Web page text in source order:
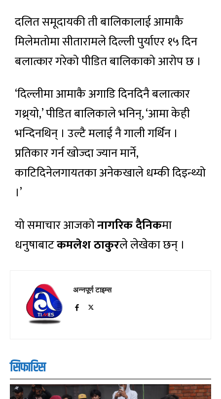
दलित समूदायकी ती बालिकालाई आमाकै
मिलेमतोमा सीतारामले दिल्ली पुर्याएर १५ दिन
बलात्कार गरेको पीडित बालिकाको आरोप छ ।
‘दिल्लीमा आमाकै अगाडि दिनदिनै बलात्कार
गथ्र्यो,’ पीडित बालिकाले भनिन्, ‘आमा केही
भन्दिनथिन् । उल्टै मलाई नै गाली गर्थिन ।
प्रतिकार गर्न खोज्दा ज्यान मार्ने,
काटिदिनेलगायतका अनेकखाले धम्की दिइन्थ्यो
।’
यो समाचार आजकोनागरिक दैनिकमा
धनुषाबाटकमलेश ठाकुरले लेखेका छन् ।
अन्नपूर्ण टाइम्स
सिफारिस